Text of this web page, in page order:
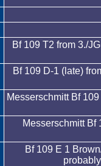
Bf 109 T2 from 3./
Bf 109 D-1 (late)
Messerschmitt Bf
Messerschmitt Bf
Bf 109 E 1